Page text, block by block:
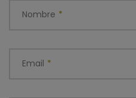
Nombre *
Email *